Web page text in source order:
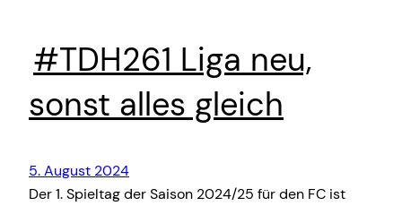
#TDH261 Liga neu,
sonst alles gleich
5. August 2024
Der 1. Spieltag der Saison 2024/25 für den FC ist